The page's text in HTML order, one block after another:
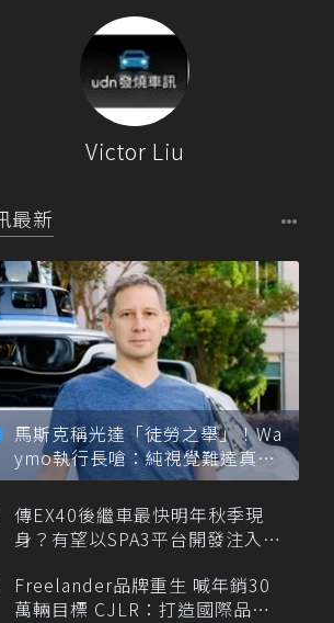
Victor Liu
最新
馬斯克稱光達「徒勞之舉」！Wa
ymo執行長嗆：純視覺難達真正
自動駕駛
傳EX40後繼車最快明年秋季現
身？有望以SPA3平台開發注入80
Freelander品牌重生 喊年銷30
萬輛目標 CJLR：打造國際品牌